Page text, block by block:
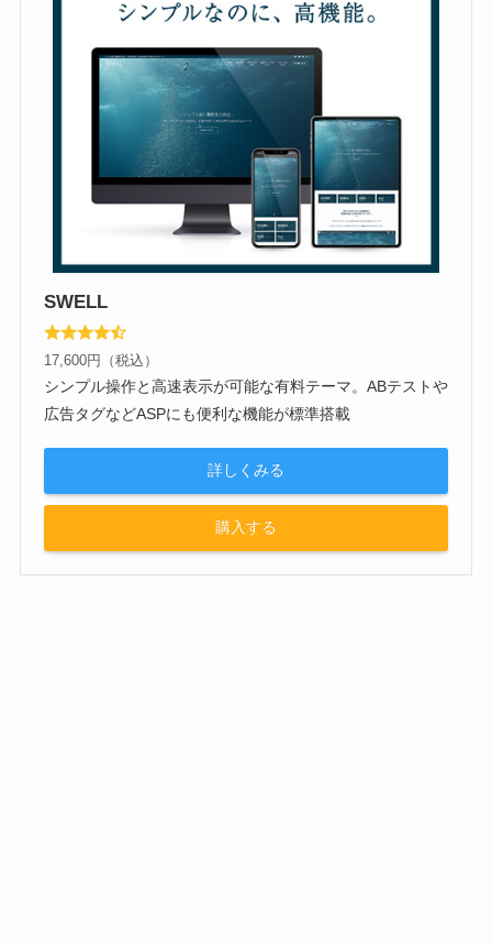
SWELL
17,600円（税込）
シンプル操作と高速表示が可能な有料テーマ。ABテストや
広告タグなどASPにも便利な機能が標準搭載
詳しくみる
購入する